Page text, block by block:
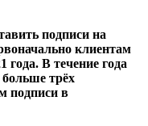
подписи на
клиентам
года. В течение года
трёх
подписи в